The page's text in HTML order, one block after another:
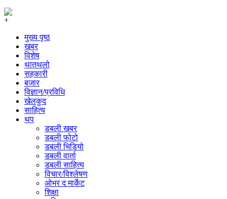
+
मुख्य पृष्ठ
खबर
विशेष
थातथलो
सहकारी
बजार
विज्ञान/प्रविधि
खेलकुद
साहित्य
थप
डबली खबर
डबली फोटो
डबली भिडियो
डबली वार्ता
डबली साहित्य
विचार/विश्‍लेषण
ओभर द मार्केट
शिक्षा